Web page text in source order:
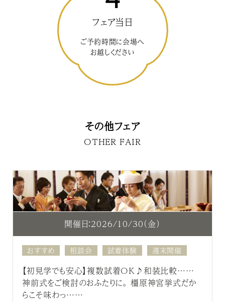
フェア当日
ご予約時間に会場へ
お越しください
その他フェア
OTHER FAIR
開催日：2026/10/30（金）
おすすめ 相談会 試着体験 週末開催
【初見学でも安心】複数試着OK♪和装比較……
神前式をご検討のおふたりに。 橿原神宮挙式だか
らこそ味わっ……